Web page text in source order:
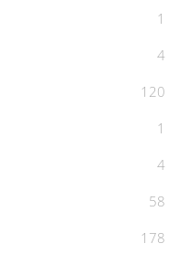
1
4
120
1
4
58
178